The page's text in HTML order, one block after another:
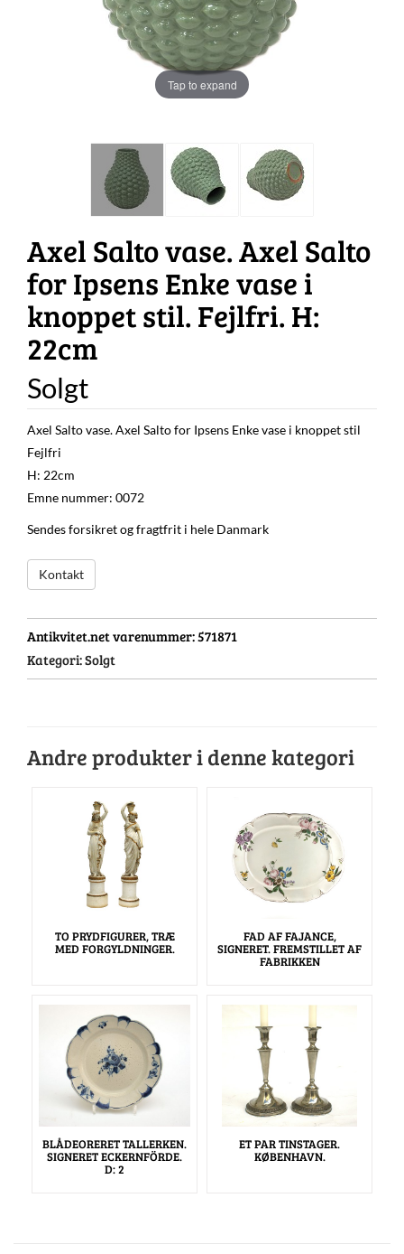
Tap to expand
Axel Salto vase. Axel Salto
for Ipsens Enke vase i
knoppet stil. Fejlfri. H:
22cm
Solgt
Axel Salto vase. Axel Salto for Ipsens Enke vase i knoppet stil
Fejlfri
H: 22cm
Emne nummer: 0072
Sendes forsikret og fragtfrit i hele Danmark
Kontakt
Antikvitet.net varenummer:571871
Kategori:Solgt
Andre produkter i denne kategori
TO PRYDFIGURER, TRÆ
MED FORGYLDNINGER.
FAD AF FAJANCE,
SIGNERET. FREMSTILLET AF
FABRIKKEN
BLÅDEORERET TALLERKEN.
SIGNERET ECKERNFÖRDE.
D: 2
ET PAR TINSTAGER.
KØBENHAVN.